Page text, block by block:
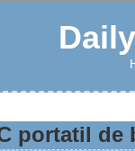
portatil de